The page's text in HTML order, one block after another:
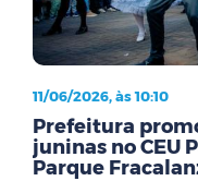
11/06/2026, às 10:10
Prefeitura
juninas no CEU
Parque